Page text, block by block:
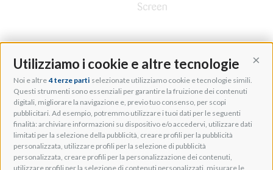
Utilizziamo i cookie e altre tecnologie
Noi e altre 4 terze parti selezionate utilizziamo cookie e tecnologie simili.
Questi strumenti sono essenziali per garantire la fruizione dei contenuti
digitali, migliorare la navigazione e, previo tuo consenso, per scopi
pubblicitari. Ad esempio, potremmo utilizzare i tuoi dati per le seguenti
finalità: archiviare informazioni su dispositivo e/o accedervi, utilizzare dati
limitati per la selezione della pubblicità, creare profili per la pubblicità
personalizzata, utilizzare profili per la selezione di pubblicità
personalizzata, creare profili per la personalizzazione dei contenuti,
utilizzare profili per la selezione di contenuti personalizzati, misurare le
Adeo Group S.r.l.
Via della Zarga, 50
Lavis, 38015 TN, Italy
Tel: +39 0461 248211
P.IVA: IT01262500224
PEC: pec@pec.adeogroup.it
SDI: T04ZHR3